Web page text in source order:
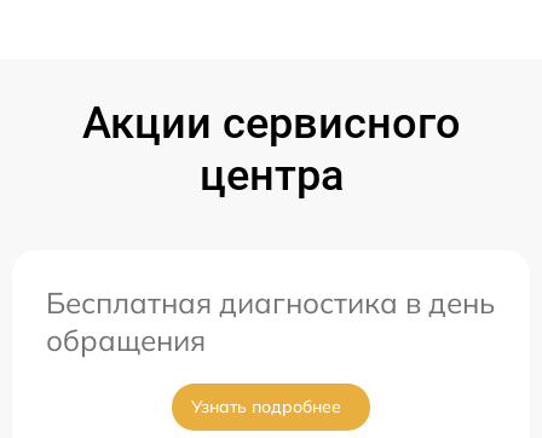
Акции сервисного
центра
Бесплатная диагностика в день
обращения
Узнать подробнее